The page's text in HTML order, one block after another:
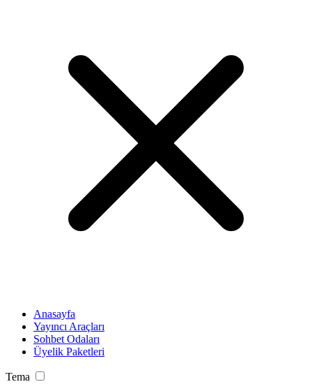
Anasayfa
Yayıncı Araçları
Sohbet Odaları
Üyelik Paketleri
Tema